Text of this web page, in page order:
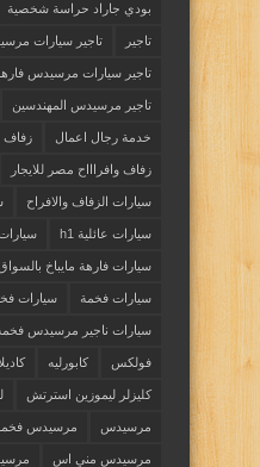
بودي جاراد حراسة شخصية
تاجير تاجير سيارات
تاجير سيارات مرسيدس
تاجير مرسيدس المهندسين
خدمة رجال اعمال زفاف
زفاف وافراااح مصر للايجار
سيارات الزفاف والافراح
سيارات عائلية h1
سيارات فارهة مايباخ
سيارات فخمة سيارات
سيارات ناجير مرسيدس
فولكس كابورليه
كليزلر ليموزين استرتش
مرسيدس مرسيدس فخمة
مرسيدس مني اس مرسيدس